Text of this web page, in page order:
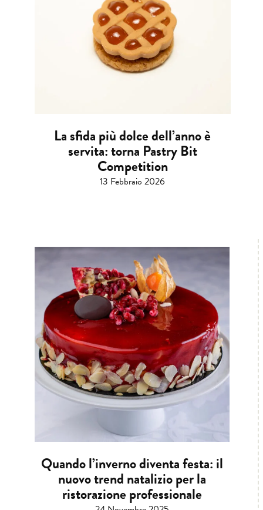
La sfida più dolce dell’anno è
servita: torna Pastry Bit
Competition
13 Febbraio 2026
Quando l’inverno diventa festa: il
nuovo trend natalizio per la
ristorazione professionale